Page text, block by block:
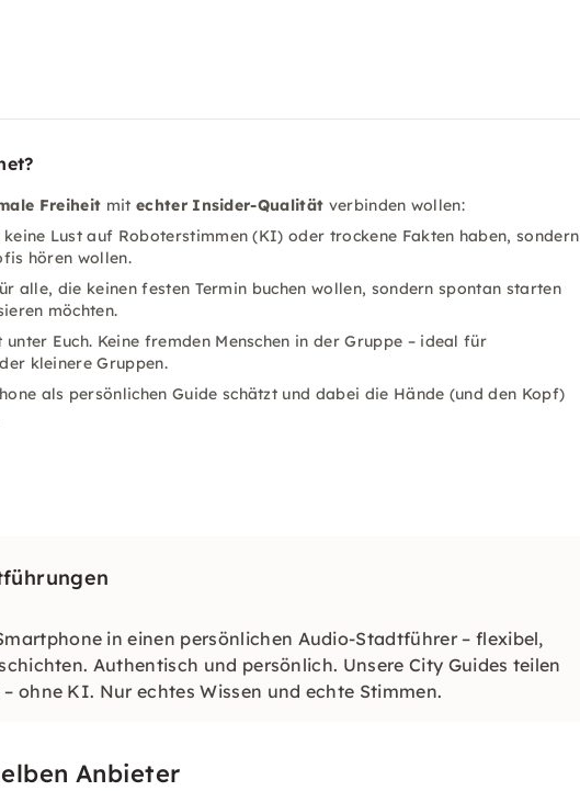
Freiheit mit echter Insider-Qualität verbinden wollen:
Lust auf Roboterstimmen (KI) oder trockene Fakten haben, sondern
hören wollen.
alle, die keinen festen Termin buchen wollen, sondern spontan starten
möchten.
Euch. Keine fremden Menschen in der Gruppe – ideal für
kleinere Gruppen.
als persönlichen Guide schätzt und dabei die Hände (und den Kopf)
in einen persönlichen Audio-Stadtführer – flexibel,
Authentisch und persönlich. Unsere City Guides teilen
ohne KI. Nur echtes Wissen und echte Stimmen.
Anbieter